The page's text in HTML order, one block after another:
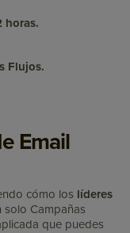
horas.
Flujos.
Email
cómo los líderes
solo Campañas
que puedes